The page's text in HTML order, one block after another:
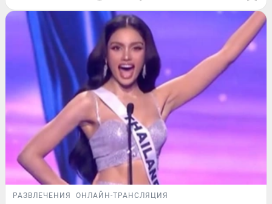
РАЗВЛЕЧЕНИЯ ОНЛАЙН-ТРАНСЛЯЦИЯ